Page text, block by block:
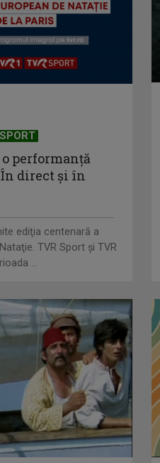
performanţă
direct şi în
ediţia centenară a
TVR Sport şi TVR
...